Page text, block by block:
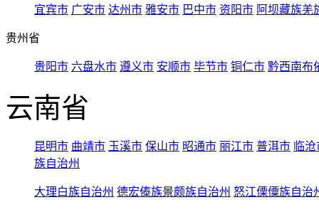
宜宾市 广安市 达州市 雅安市 巴中市 资阳市 阿坝藏族羌
贵州省
贵阳市 六盘水市 遵义市 安顺市 毕节市 铜仁市 黔西南布
云南省
昆明市 曲靖市 玉溪市 保山市 昭通市 丽江市 普洱市 临
族自治州
大理白族自治州 德宏傣族景颇族自治州 怒江傈僳族自治